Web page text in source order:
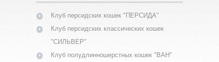
Клуб персидских кошек "ПЕРСИДА"
Клуб персидских классических кошек
"СИЛЬВЕР"
Клуб полудлинношерстных кошек "ВАН"